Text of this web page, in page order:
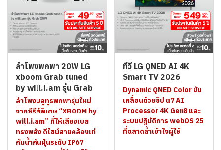
ลำโพงพกพา 20W LG
xboom Grab tuned
by will.i.am รุ่น Grab
ลำโพงบลูทูธพกพารุ่นใหม่
จากซีรีส์พิเศษ “XBOOM by
will.i.am” ที่ให้เสียงเบส
ทรงพลัง ดีไซน์สายคล้องเท่
กันน้ำกันฝุ่นระดับ IP67
ทีวี LG QNED AI 4K
Smart TV 2026
Dynamic QNED Color ขับ
เคลื่อนด้วยชิป α7 AI
Processor 4K Gen8 และ
ระบบปฏิบัติการ webOS 25
ที่ฉลาดล้ำเข้าใจผู้ใช้